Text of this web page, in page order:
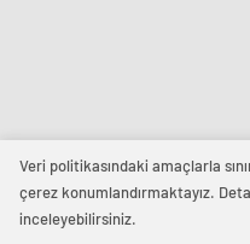
Veri politikasındaki amaçlarla
çerez konumlandırmaktayız.
inceleyebilirsiniz.